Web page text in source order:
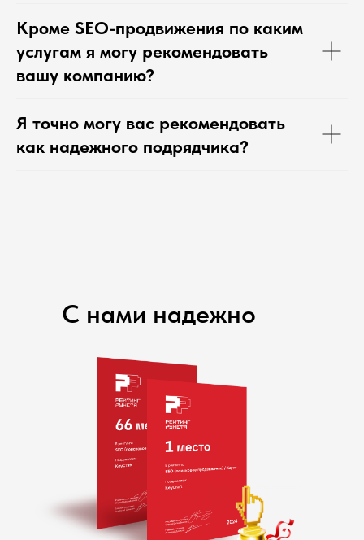
Кроме SEO-продвижения по каким
услугам я могу рекомендовать
вашу компанию?
Я точно могу вас рекомендовать
как надежного подрядчика?
С нами надежно